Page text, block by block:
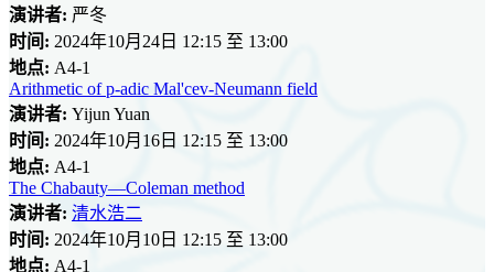
演讲者: 严冬
时间: 2024年10月24日 12:15 至 13:00
地点: A4-1
Arithmetic of p-adic Mal'cev-Neumann field
演讲者: Yijun Yuan
时间: 2024年10月16日 12:15 至 13:00
地点: A4-1
The Chabauty—Coleman method
演讲者: 清水浩二
时间: 2024年10月10日 12:15 至 13:00
地点: A4-1